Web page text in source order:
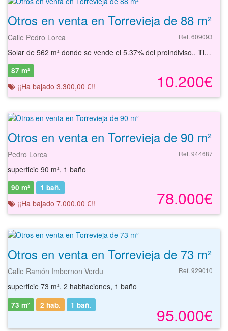
Otros en venta en Torrevieja de 88 m²
Calle Pedro Lorca Ref. 609093
Solar de 562 m² donde se vende el 5.37% del proindiviso.. Tiene como uso principal el residencial. Es compatible con el uso comercial. Altura máxima PB + 3, parcela mínima 70 m2, fondo máximo en PB no limitado y 22 m en plantas altas. Cuenta con todas las infraestructuras básicas necesarias (alumbrado, suministro de agua, suministro de electricidad, viales, acerado, etc.). En sus inmediaciones dispone de todo tipo de comercios y servicios necesarios. Se encuentra junto a la plaza de Oriente, a tan solo 250 metros de la playa. Podrá conocer las posibilidades reales de este solar y valorar sus posibilidades de inversión. Empiece ahora mismo pidiendo más información. Un responsable cercano a usted le atenderá personalmente.
10.200€
87 m²
¡¡Ha bajado 3.300,00 €!!
Otros en venta en Torrevieja de 90 m²
Pedro Lorca Ref. 944687
superficie 90 m², 1 baño
78.000€
90 m² 1 bañ.
¡¡Ha bajado 7.000,00 €!!
Otros en venta en Torrevieja de 73 m²
Calle Ramón Imbernon Verdu Ref. 929010
superficie 73 m², 2 habitaciones, 1 baño
95.000€
73 m² 2 hab. 1 bañ.